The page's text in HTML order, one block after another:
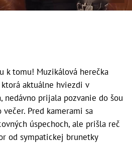
k tomu! Muzikálová herečka
aktuálne hviezdi v
nedávno prijala pozvanie do šou
večer. Pred kamerami sa
úspechoch, ale prišla reč
od sympatickej brunetky